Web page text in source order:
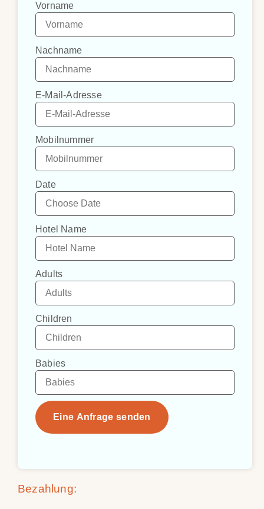
Vorname
Nachname
E-Mail-Adresse
Mobilnummer
Date
Hotel Name
Adults
Children
Babies
Eine Anfrage senden
Bezahlung: